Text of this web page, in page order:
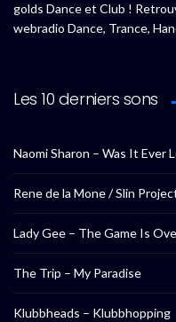
golds Dance et Club !
webradio Dance, Trance,
Les 10 derniers sons
Naomi Sharon – Was It Ever
Rene de la Mone / Slin
Lady Gee – The Game Is
The Trip – My Paradise
Klubbheads – Klubbhopping